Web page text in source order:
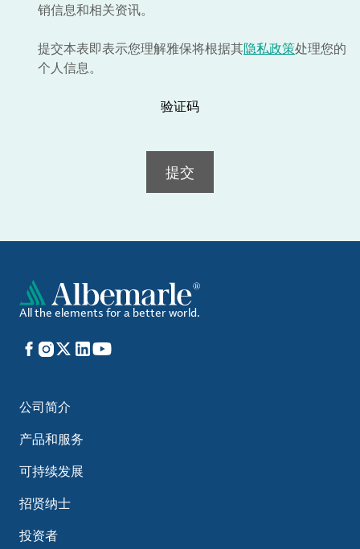
销信息和相关资讯。
提交本表即表示您理解雅保将根据其隐私政策处理您的
个人信息。
验证码
提交
All the elements for a better world.
Facebook
Instagram
X LinkedIn
YouTube
公司简介
产品和服务
可持续发展
招贤纳士
投资者